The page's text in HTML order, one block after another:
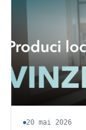
20 mai 2026